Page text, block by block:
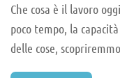
Che cosa è il lavoro
poco tempo, la
delle cose,